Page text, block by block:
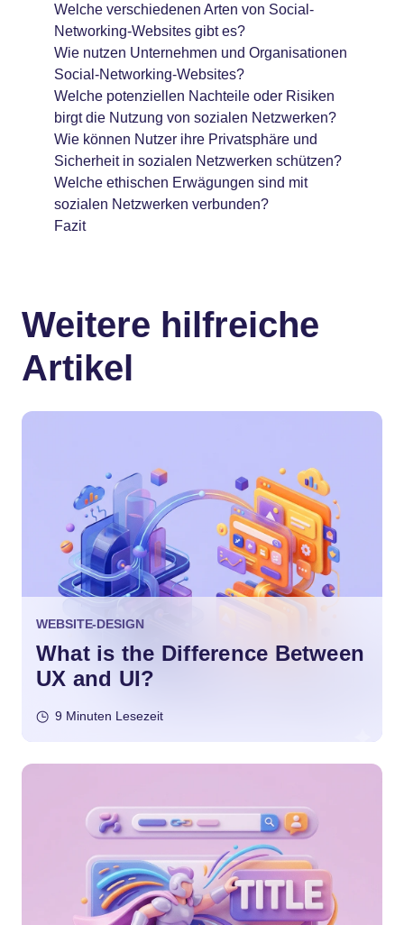
Welche verschiedenen Arten von Social-
Networking-Websites gibt es?
Wie nutzen Unternehmen und Organisationen
Social-Networking-Websites?
Welche potenziellen Nachteile oder Risiken
birgt die Nutzung von sozialen Netzwerken?
Wie können Nutzer ihre Privatsphäre und
Sicherheit in sozialen Netzwerken schützen?
Welche ethischen Erwägungen sind mit
sozialen Netzwerken verbunden?
Fazit
Weitere hilfreiche
Artikel
WEBSITE-DESIGN
What is the Difference Between
UX and UI?
9 Minuten Lesezeit